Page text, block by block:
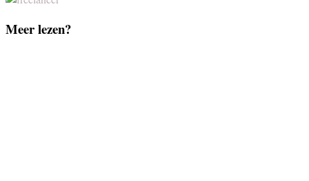
Meer lezen?